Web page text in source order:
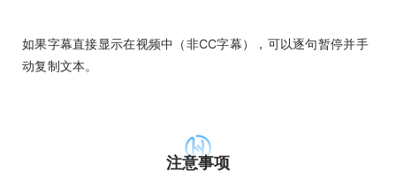
如果字幕直接显示在视频中（非CC字幕），可以逐句暂停并手
动复制文本。
注意事项